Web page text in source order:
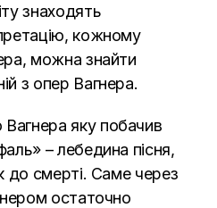
знаходять
кожному
можна знайти
з опер Вагнера.
яку побачив
– лебедина пісня,
до смерті. Саме через
остаточно